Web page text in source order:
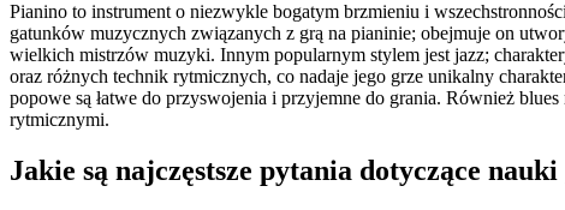
Pianino to instrument o niezwykle bogatym brzmieniu i
gatunków muzycznych związanych z grą na pianinie; obejmuje on
wielkich mistrzów muzyki. Innym popularnym stylem jest jazz;
oraz różnych technik rytmicznych, co nadaje jego grze unikalny
popowe są łatwe do przyswojenia i przyjemne do grania. Również
rytmicznymi.
Jakie są najczęstsze pytania dotyczące